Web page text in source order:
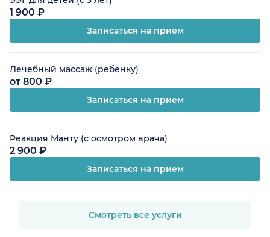
1 900 ₽
Записаться на прием
Лечебный массаж (ребенку)
от 800 ₽
Записаться на прием
Реакция Манту (с осмотром врача)
2 900 ₽
Записаться на прием
Смотреть все услуги